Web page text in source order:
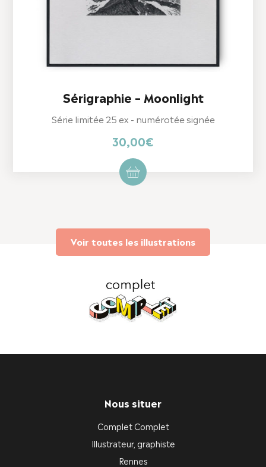
Sérigraphie – Moonlight
Série limitée 25 ex - numérotée signée
30,00€
Voir toutes les illustrations
Nous situer
Complet Complet
Illustrateur, graphiste
Rennes